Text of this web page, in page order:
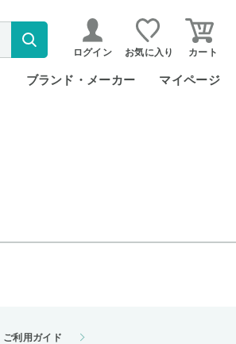
ログイン お気に入り カート
ブランド・メーカー マイページ
ご利用ガイド